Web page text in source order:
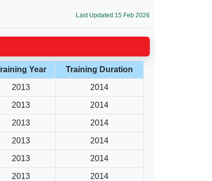
Last Updated:15 Feb 2026
Year Training Duration
2013 2014
2013 2014
2013 2014
2013 2014
2013 2014
2013 2014